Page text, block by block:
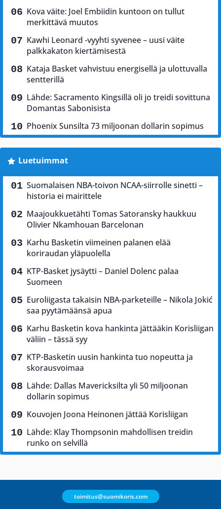
Kova väite: Joel Embiidin kuntoon on tullut
merkittävä muutos
Kawhi Leonard -vyyhti syvenee – uusi väite
palkkakaton kiertämisestä
Kataja Basket vahvistuu energisellä ja ulottuvalla
sentterillä
Lähde: Sacramento Kingsillä oli jo treidi sovittuna
Domantas Sabonisista
Phoenix Sunsilta 73 miljoonan dollarin sopimus
Luetuimmat
Suomalaisen NBA-toivon NCAA-siirrolle sinetti –
historia ei mairittele
Maajoukkuetähti Tomas Satoransky haukkuu
Olivier Nkamhouan Barcelonan
Karhu Basketin viimeinen palanen elää
koriraudan yläpuolella
KTP-Basket jysäytti – Daniel Dolenc palaa
Suomeen
Euroliigasta takaisin NBA-parketeille – Nikola Jokić
saa pyytämäänsä apua
Karhu Basketin kova hankinta jättääkin Korisliigan
väliin – tässä syy
KTP-Basketin uusin hankinta tuo nopeutta ja
skorausvoimaa
Lähde: Dallas Mavericksilta yli 50 miljoonan
dollarin sopimus
Kouvojen Joona Heinonen jättää Korisliigan
Lähde: Klay Thompsonin mahdollisen treidin
runko on selvillä
toimitus@suomikoris.com